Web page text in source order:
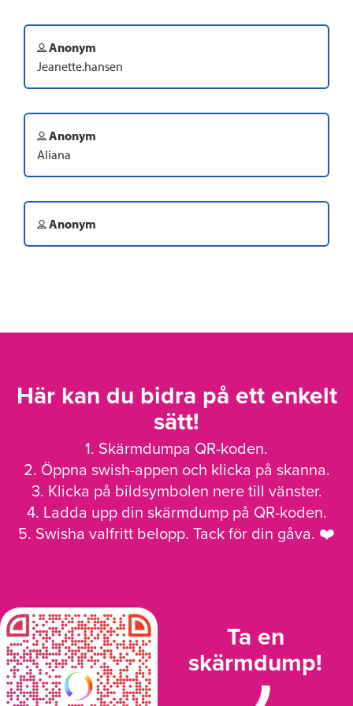
Anonym
Jeanette.hansen
Anonym
Aliana
Anonym
Här kan du bidra på ett enkelt
sätt!
1. Skärmdumpa QR-koden.
2. Öppna swish-appen och klicka på skanna.
3. Klicka på bildsymbolen nere till vänster.
4. Ladda upp din skärmdump på QR-koden.
5. Swisha valfritt belopp. Tack för din gåva. ❤️
Ta en
skärmdump!